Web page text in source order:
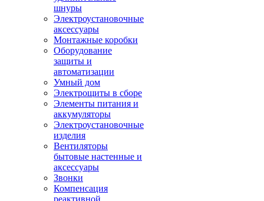
шнуры
Электроустановочные
аксессуары
Монтажные коробки
Оборудование
защиты и
автоматизации
Умный дом
Электрощиты в сборе
Элементы питания и
аккумуляторы
Электроустановочные
изделия
Вентиляторы
бытовые настенные и
аксессуары
Звонки
Компенсация
реактивной